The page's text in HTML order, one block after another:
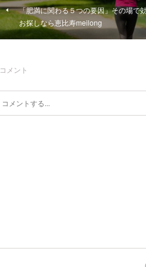
「肥満に関わる５つの要因」その場で
お探しなら恵比寿meilong
コメント